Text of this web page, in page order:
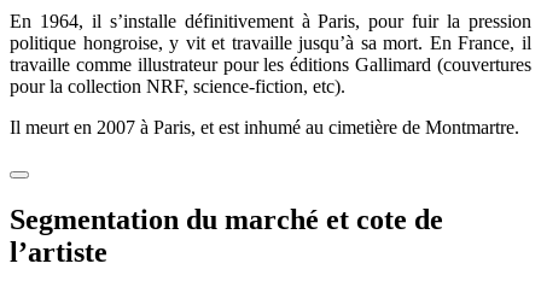
En 1964, il s’installe définitivement à Paris, pour fuir la pression
politique hongroise, y vit et travaille jusqu’à sa mort. En France, il
travaille comme illustrateur pour les éditions Gallimard (couvertures
pour la collection NRF, science-fiction, etc).
Il meurt en 2007 à Paris, et est inhumé au cimetière de Montmartre.
Segmentation du marché et cote de
l’artiste